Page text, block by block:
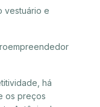
vestuário e
há
os preços